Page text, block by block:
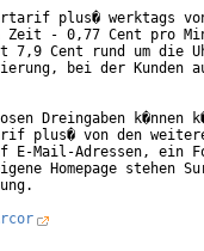
plus� werktags
Zeit - 0,77 Cent pro
7,9 Cent rund um die
bei der Kunden
Dreingaben k�nnen
plus� von den
Mail-Adressen, ein
Homepage stehen